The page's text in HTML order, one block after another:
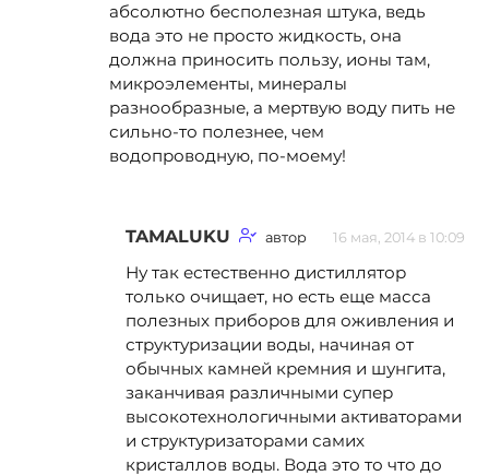
абсолютно бесполезная штука, ведь
вода это не просто жидкость, она
должна приносить пользу, ионы там,
микроэлементы, минералы
разнообразные, а мертвую воду пить не
сильно-то полезнее, чем
водопроводную, по-моему!
TAMALUKU автор 16 мая, 2014 в 10:09
Ну так естественно дистиллятор
только очищает, но есть еще масса
полезных приборов для оживления и
структуризации воды, начиная от
обычных камней кремния и шунгита,
заканчивая различными супер
высокотехнологичными активаторами
и структуризаторами самих
кристаллов воды. Вода это то что до